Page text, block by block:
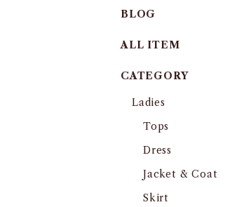
BLOG
ALL ITEM
CATEGORY
Ladies
Tops
Dress
Jacket & Coat
Skirt